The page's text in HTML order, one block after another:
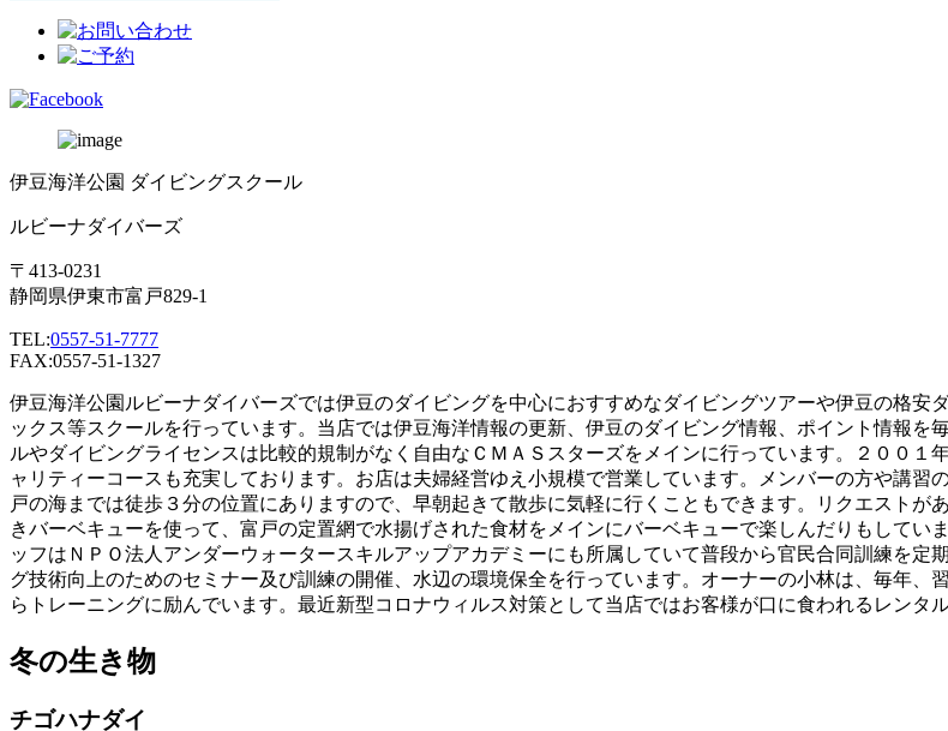
伊豆海洋公園 ダイビングスクール
ルビーナダイバーズ
〒413-0231
静岡県伊東市富戸829-1
TEL:0557-51-7777
FAX:0557-51-1327
伊豆海洋公園ルビーナダイバーズでは伊豆のダイビングを中心におすすめなダイビングツアーや伊豆の格
ックス等スクールを行っています。当店では伊豆海洋情報の更新、伊豆のダイビング情報、ポイント情報
ルやダイビングライセンスは比較的規制がなく自由なＣＭＡＳスターズをメインに行っています。２００
ャリティーコースも充実しております。お店は夫婦経営ゆえ小規模で営業しています。メンバーの方や講
戸の海までは徒歩３分の位置にありますので、早朝起きて散歩に気軽に行くこともできます。リクエスト
きバーベキューを使って、富戸の定置網で水揚げされた食材をメインにバーベキューで楽しんだりもして
ッフはＮＰＯ法人アンダーウォータースキルアップアカデミーにも所属していて普段から官民合同訓練を
グ技術向上のためのセミナー及び訓練の開催、水辺の環境保全を行っています。オーナーの小林は、毎年
らトレーニングに励んでいます。最近新型コロナウィルス対策として当店ではお客様が口に食われるレンタ
冬の生き物
チゴハナダイ